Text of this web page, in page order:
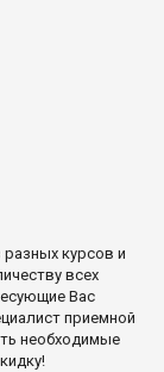
курсов и
всех
Вас
приемной
необходимые